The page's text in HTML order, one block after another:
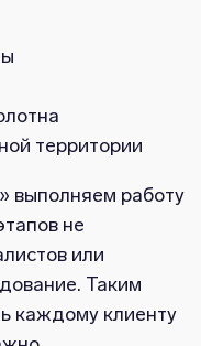
территории
выполняем работу
не
или
Таким
каждому клиенту